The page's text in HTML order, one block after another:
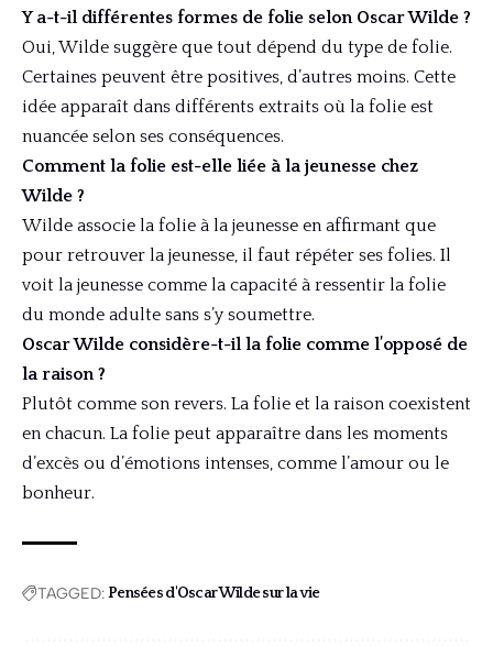
Y a-t-il différentes formes de folie selon Oscar Wilde ?
Oui, Wilde suggère que tout dépend du type de folie.
Certaines peuvent être positives, d’autres moins. Cette
idée apparaît dans différents extraits où la folie est
nuancée selon ses conséquences.
Comment la folie est-elle liée à la jeunesse chez
Wilde ?
Wilde associe la folie à la jeunesse en affirmant que
pour retrouver la jeunesse, il faut répéter ses folies. Il
voit la jeunesse comme la capacité à ressentir la folie
du monde adulte sans s’y soumettre.
Oscar Wilde considère-t-il la folie comme l’opposé de
la raison ?
Plutôt comme son revers. La folie et la raison coexistent
en chacun. La folie peut apparaître dans les moments
d’excès ou d’émotions intenses, comme l’amour ou le
bonheur.
TAGGED:Pensées d'Oscar Wilde sur la vie